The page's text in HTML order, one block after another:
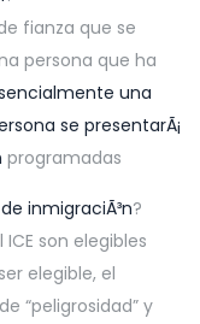
fianza que se
persona que ha
una
se presentarÃ¡
programadas
inmigraciÃ³n?
son elegibles
elegible, el
“peligrosidad” y